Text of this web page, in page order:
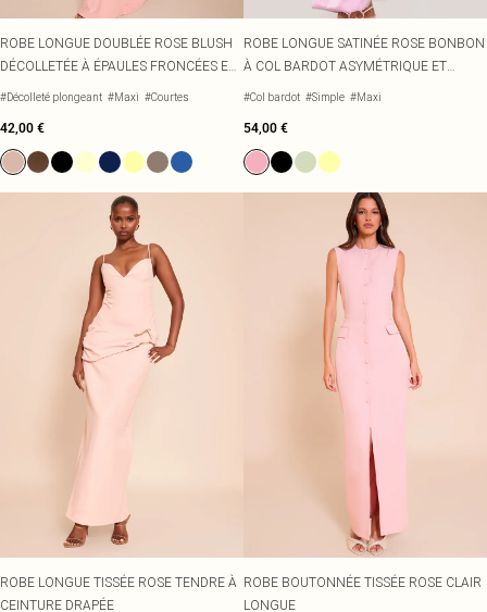
ROBE LONGUE DOUBLÉE ROSE BLUSH
DÉCOLLETÉE À ÉPAULES FRONCÉES ET
PARTIE SUPERPOSÉE DRAPÉE SUR LA
#Décolleté plongeant #Maxi #Courtes
42,00 €
ROBE LONGUE SATINÉE ROSE BONBON
À COL BARDOT ASYMÉTRIQUE ET
TORSADE
#Col bardot #Simple #Maxi
54,00 €
ROBE LONGUE TISSÉE ROSE TENDRE À
CEINTURE DRAPÉE
ROBE BOUTONNÉE TISSÉE ROSE CLAIR
LONGUE